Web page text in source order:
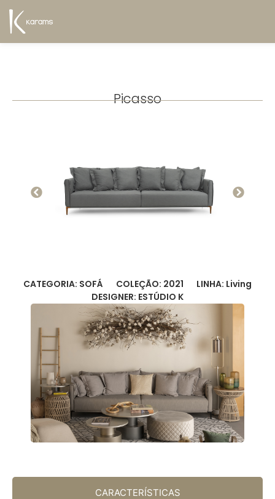
Picasso
CATEGORIA: SOFÁ COLEÇÃO: 2021
LINHA: Living
DESIGNER: ESTÚDIO K
CARACTERÍSTICAS